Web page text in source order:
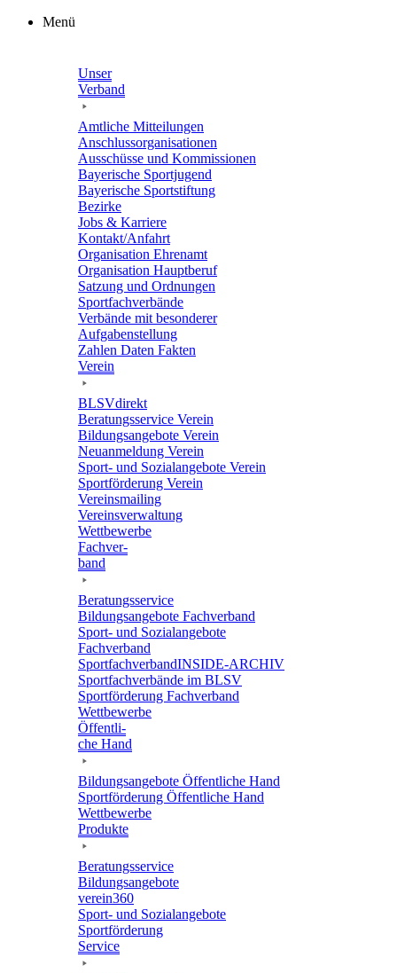
Zum
Menü
Unser
Verband
Amtli­che Mitteilungen
Anschluss­or­ga­ni­sa­tio­nen
Ausschüsse und Kommissionen
Baye­ri­sche Sportjugend
Baye­ri­sche Sportstiftung
Bezirke
Jobs & Karriere
Kontakt/​​Anfahrt
Orga­ni­sa­tion Ehrenamt
Orga­ni­sa­tion Hauptberuf
Satzung und Ordnungen
Sport­fach­ver­bände
Verbände mit beson­de­rer
Aufgabenstellung
Zahlen Daten Fakten
Verein
BLSVdi­rekt
Bera­tungs­ser­vice Verein
Bildungs­an­ge­bote Verein
Neuan­mel­dung Verein
Sport- und Sozi­al­an­ge­bote Verein
Sport­för­de­rung Verein
Vereins­mai­ling
Vereins­ver­wal­tung
Wett­be­werbe
Fach­ver­
band
Bera­tungs­ser­vice
Bildungs­an­ge­bote Fachverband
Sport- und Sozi­al­an­ge­bote
Fachverband
Sport­fach­ver­ban­d­IN­SIDE-ARCHIV
Sport­fach­ver­bände im BLSV
Sport­för­de­rung Fachverband
Wett­be­werbe
Öffent­li­
che Hand
Bildungs­an­ge­bote Öffent­li­che Hand
Sport­för­de­rung Öffent­li­che Hand
Wett­be­werbe
Produkte
Bera­tungs­ser­vice
Bildungs­an­ge­bote
verein360
Sport- und Sozialangebote
Sport­för­de­rung
Service